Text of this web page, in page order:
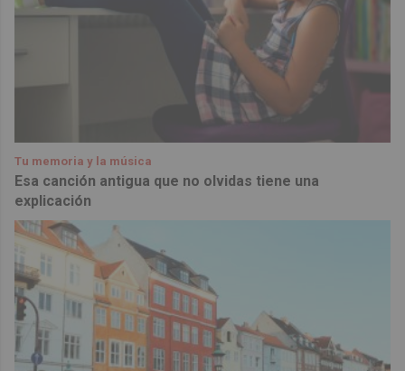
Tu memoria y la música
Esa canción antigua que no olvidas tiene una
explicación